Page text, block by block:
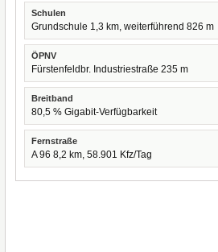
Schulen
Grundschule 1,3 km, weiterführend 826 m
ÖPNV
Fürstenfeldbr. Industriestraße 235 m
Breitband
80,5 % Gigabit-Verfügbarkeit
Fernstraße
A 96 8,2 km, 58.901 Kfz/Tag